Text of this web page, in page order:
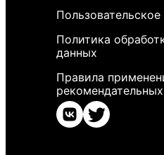
Политика
данных
Правила